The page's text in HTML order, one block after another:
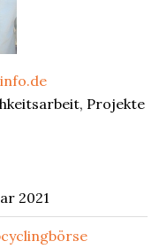
Projekte
2021